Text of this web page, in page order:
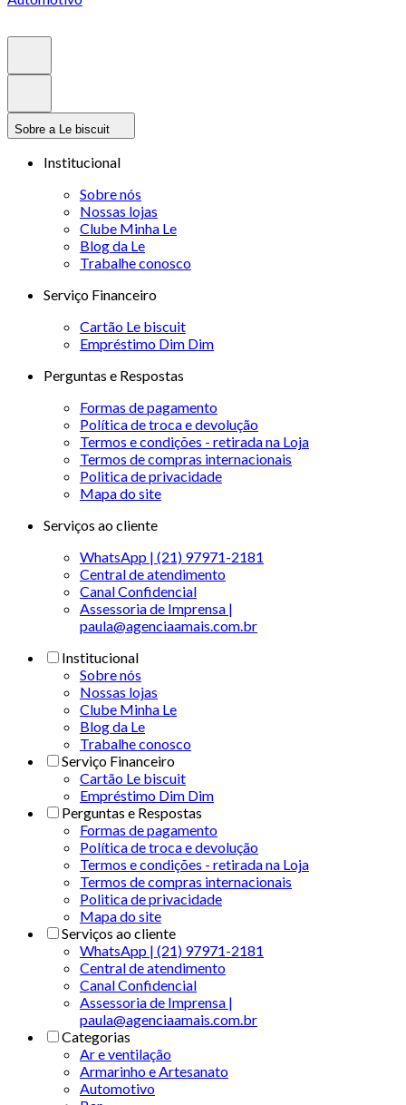
Sobre a Le biscuit
Institucional
Sobre nós
Nossas lojas
Clube Minha Le
Blog da Le
Trabalhe conosco
Serviço Financeiro
Cartão Le biscuit
Empréstimo Dim Dim
Perguntas e Respostas
Formas de pagamento
Política de troca e devolução
Termos e condições - retirada na Loja
Termos de compras internacionais
Politica de privacidade
Mapa do site
Serviços ao cliente
WhatsApp | (21) 97971-2181
Central de atendimento
Canal Confidencial
Assessoria de Imprensa |
paula@agenciaamais.com.br
Institucional
Sobre nós
Nossas lojas
Clube Minha Le
Blog da Le
Trabalhe conosco
Serviço Financeiro
Cartão Le biscuit
Empréstimo Dim Dim
Perguntas e Respostas
Formas de pagamento
Política de troca e devolução
Termos e condições - retirada na Loja
Termos de compras internacionais
Politica de privacidade
Mapa do site
Serviços ao cliente
WhatsApp | (21) 97971-2181
Central de atendimento
Canal Confidencial
Assessoria de Imprensa |
paula@agenciaamais.com.br
Categorias
Ar e ventilação
Armarinho e Artesanato
Automotivo